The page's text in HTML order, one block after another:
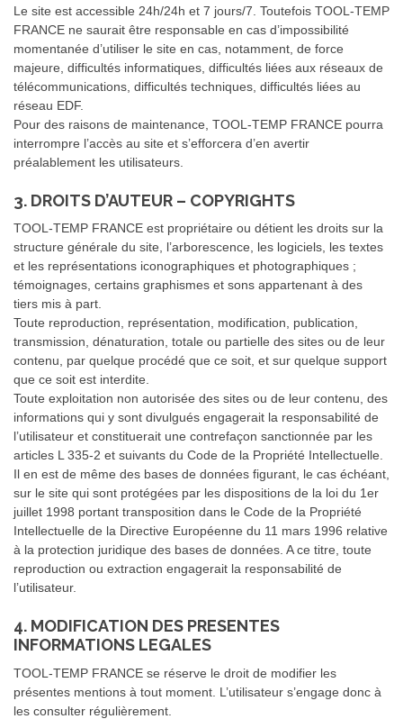
Le site est accessible 24h/24h et 7 jours/7. Toutefois TOOL-TEMP
FRANCE ne saurait être responsable en cas d’impossibilité
momentanée d’utiliser le site en cas, notamment, de force
majeure, difficultés informatiques, difficultés liées aux réseaux de
télécommunications, difficultés techniques, difficultés liées au
réseau EDF.
Pour des raisons de maintenance, TOOL-TEMP FRANCE pourra
interrompre l’accès au site et s’efforcera d’en avertir
préalablement les utilisateurs.
3. DROITS D’AUTEUR – COPYRIGHTS
TOOL-TEMP FRANCE est propriétaire ou détient les droits sur la
structure générale du site, l’arborescence, les logiciels, les textes
et les représentations iconographiques et photographiques ;
témoignages, certains graphismes et sons appartenant à des
tiers mis à part.
Toute reproduction, représentation, modification, publication,
transmission, dénaturation, totale ou partielle des sites ou de leur
contenu, par quelque procédé que ce soit, et sur quelque support
que ce soit est interdite.
Toute exploitation non autorisée des sites ou de leur contenu, des
informations qui y sont divulgués engagerait la responsabilité de
l’utilisateur et constituerait une contrefaçon sanctionnée par les
articles L 335-2 et suivants du Code de la Propriété Intellectuelle.
Il en est de même des bases de données figurant, le cas échéant,
sur le site qui sont protégées par les dispositions de la loi du 1er
juillet 1998 portant transposition dans le Code de la Propriété
Intellectuelle de la Directive Européenne du 11 mars 1996 relative
à la protection juridique des bases de données. A ce titre, toute
reproduction ou extraction engagerait la responsabilité de
l’utilisateur.
4. MODIFICATION DES PRESENTES
INFORMATIONS LEGALES
TOOL-TEMP FRANCE se réserve le droit de modifier les
présentes mentions à tout moment. L’utilisateur s’engage donc à
les consulter régulièrement.